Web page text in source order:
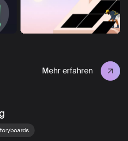
Mehr erfahren